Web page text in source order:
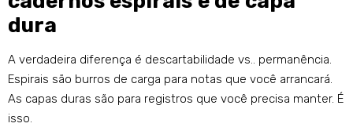
dura
A verdadeira diferença é descartabilidade vs.. permanência.
Espirais são burros de carga para notas que você arrancará.
As capas duras são para registros que você precisa manter. É
isso.